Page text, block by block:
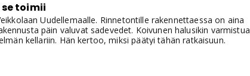
toimii
Uudellemaalle. Rinnetontille rakennettaessa on aina
päin valuvat sadevedet. Koivunen halusikin varmistua
kellariin. Hän kertoo, miksi päätyi tähän ratkaisuun.